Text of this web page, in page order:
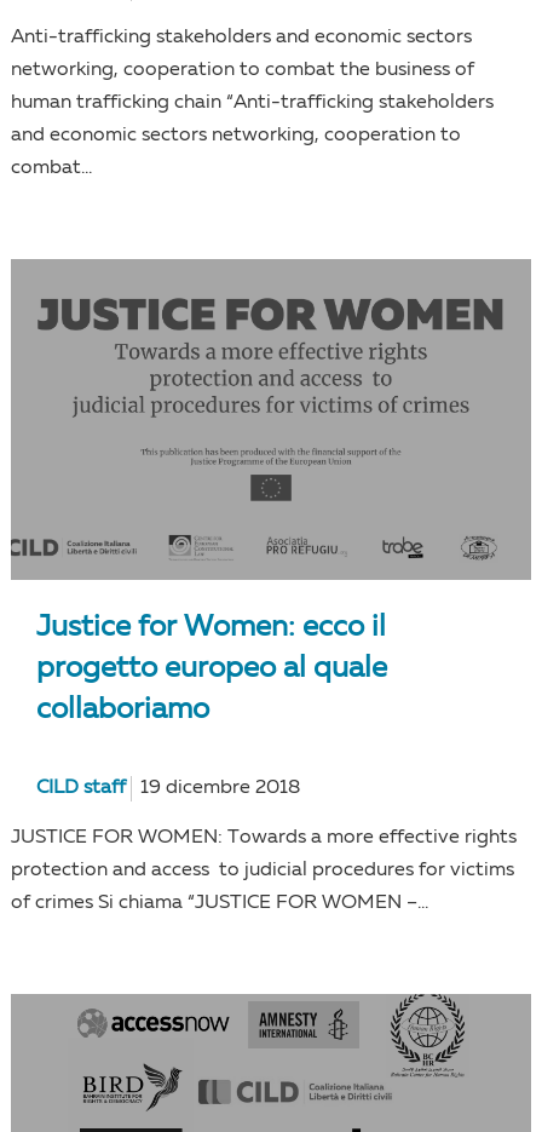
Anti-trafficking stakeholders and economic sectors
networking, cooperation to combat the business of
human trafficking chain “Anti-trafficking stakeholders
and economic sectors networking, cooperation to
combat...
Justice for Women: ecco il
progetto europeo al quale
collaboriamo
CILD staff 19 dicembre 2018
JUSTICE FOR WOMEN: Towards a more effective rights
protection and access to judicial procedures for victims
of crimes Si chiama “JUSTICE FOR WOMEN –...